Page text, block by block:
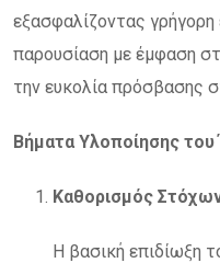
εξασφαλίζοντας
παρουσίαση με έμφαση
την ευκολία πρόσβασης
Βήματα Υλοποίησης του
Καθορισμός
Η βασική επιδίωξη